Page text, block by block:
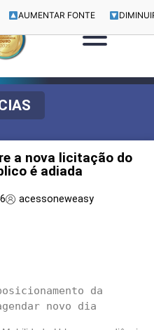
AUMENTAR FONTE
a nova licitação do
é adiada
acessoneweasy